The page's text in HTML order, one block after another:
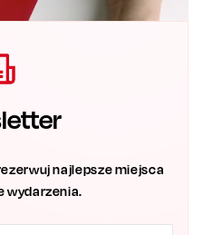
najlepsze miejsca
wydarzenia.